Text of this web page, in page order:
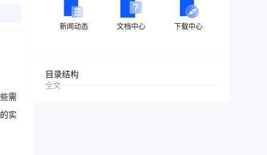
需
实
新闻动态 文档中心 下载中心
目录结构
全文